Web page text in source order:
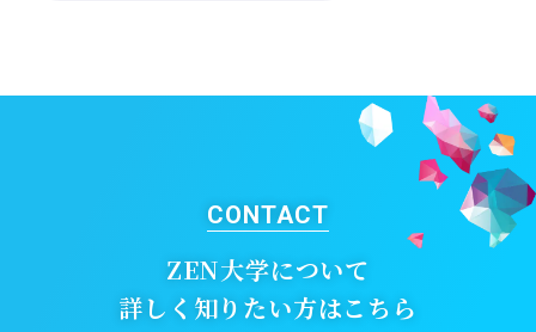
CONTACT
ZEN大学について
詳しく知りたい方はこちら